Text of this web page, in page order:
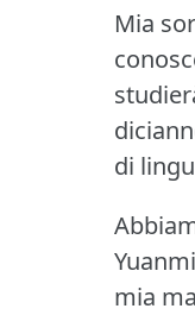
Mia
di
mia